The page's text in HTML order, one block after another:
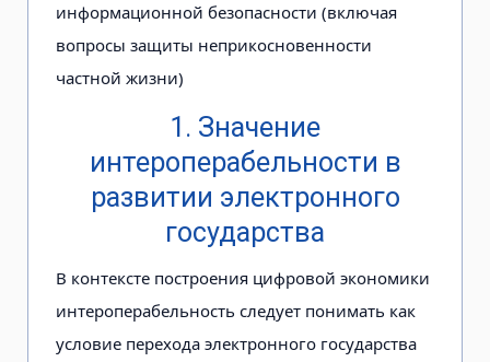
информационной безопасности (включая
вопросы защиты неприкосновенности
частной жизни)
1. Значение
интероперабельности в
развитии электронного
государства
В контексте построения цифровой экономики
интероперабельность следует понимать как
условие перехода электронного государства